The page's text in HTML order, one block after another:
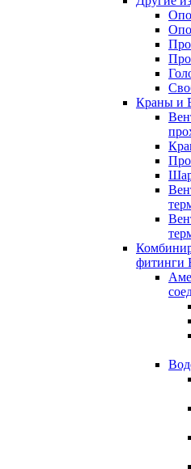
Краны и
фитинги